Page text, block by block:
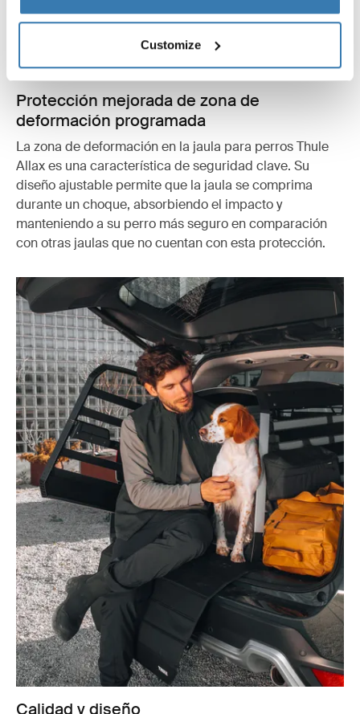
Customize
Protección mejorada de zona de
deformación programada
La zona de deformación en la jaula para perros Thule
Allax es una característica de seguridad clave. Su
diseño ajustable permite que la jaula se comprima
durante un choque, absorbiendo el impacto y
manteniendo a su perro más seguro en comparación
con otras jaulas que no cuentan con esta protección.
Calidad y diseño